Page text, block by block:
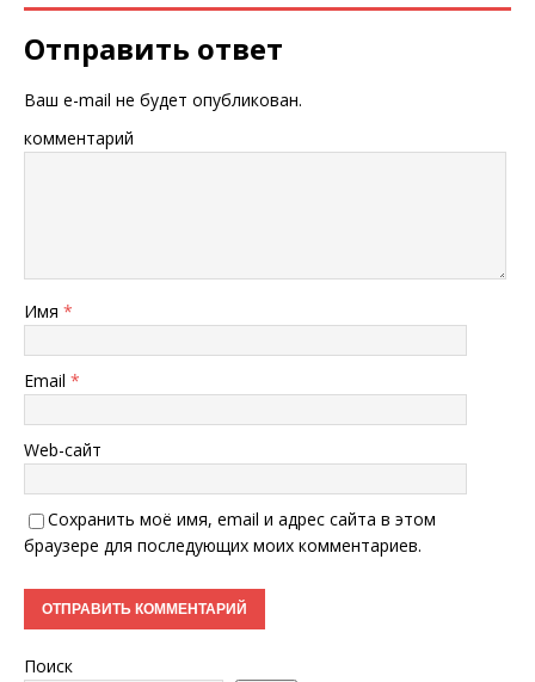
Отправить ответ
Ваш e-mail не будет опубликован.
комментарий
Имя *
Email *
Web-сайт
Сохранить моё имя, email и адрес сайта в этом
браузере для последующих моих комментариев.
Поиск